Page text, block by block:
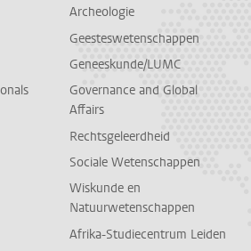
Archeologie
Geesteswetenschappen
Geneeskunde/LUMC
Governance and Global
Affairs
Rechtsgeleerdheid
Sociale Wetenschappen
Wiskunde en
Natuurwetenschappen
Afrika-Studiecentrum Leiden